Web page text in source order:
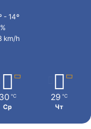
- 14º
km/h
30 ℃
Ср
29 ℃
Чт